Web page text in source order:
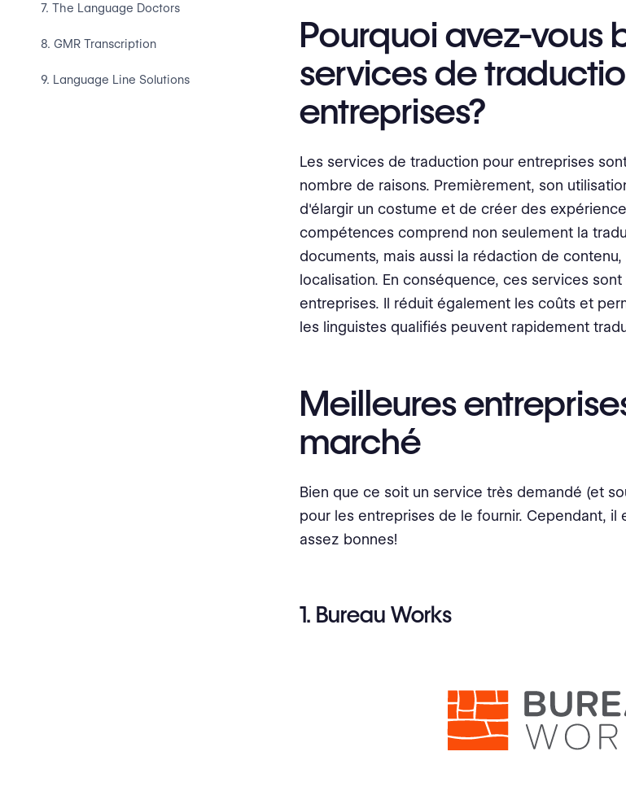
7. The Language Doctors
8. GMR Transcription
9. Language Line Solutions
Pourquoi avez-vous
services de
entreprises?
Les services de traduction pour entreprises
nombre de raisons. Premièrement, son
d'élargir un costume et de créer des
compétences comprend non seulement la
documents, mais aussi la rédaction de
localisation. En conséquence, ces services
entreprises. Il réduit également les coûts et
les linguistes qualifiés peuvent rapidement
Meilleures
marché
Bien que ce soit un service très demandé (et
pour les entreprises de le fournir. Cependant, il
assez bonnes!
1. Bureau Works